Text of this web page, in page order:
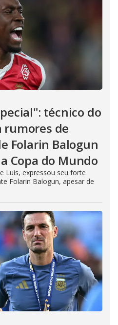
técnico do
rumores de
Folarin Balogun
Copa do Mundo
Luis, expressou seu forte
Folarin Balogun, apesar de